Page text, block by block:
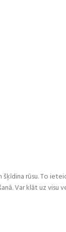
šķīdina rūsu. To
Var klāt uz